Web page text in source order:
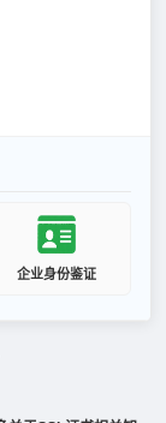
企业身份鉴证